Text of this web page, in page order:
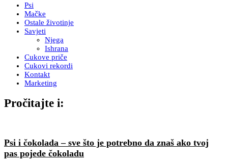
Psi
Mačke
Ostale životinje
Savjeti
Njega
Ishrana
Cukove priče
Cukovi rekordi
Kontakt
Marketing
Pročitajte i:
Psi i čokolada – sve što je potrebno da znaš ako tvoj
pas pojede čokoladu